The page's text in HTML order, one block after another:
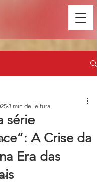
série
A Crise da
Era das
3 min de leitura